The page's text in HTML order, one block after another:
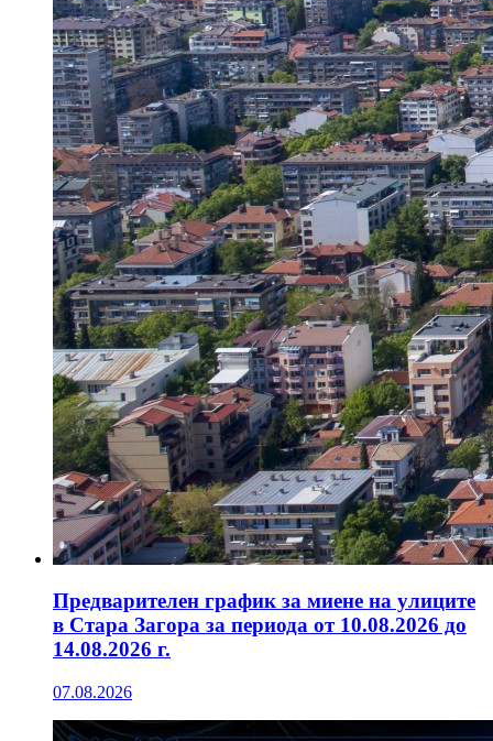
Предварителен график за миене на улиците
в Стара Загора за периода от 10.08.2026 до
14.08.2026 г.
07.08.2026